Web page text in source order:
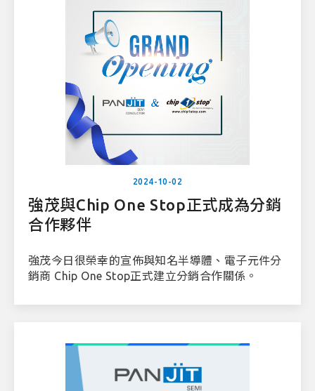
2024-10-02
強茂與Chip One Stop正式成為分銷
合作夥伴
強茂今日很榮幸的宣佈與知名半導體、電子元件分
銷商 Chip One Stop正式建立分銷合作關係。